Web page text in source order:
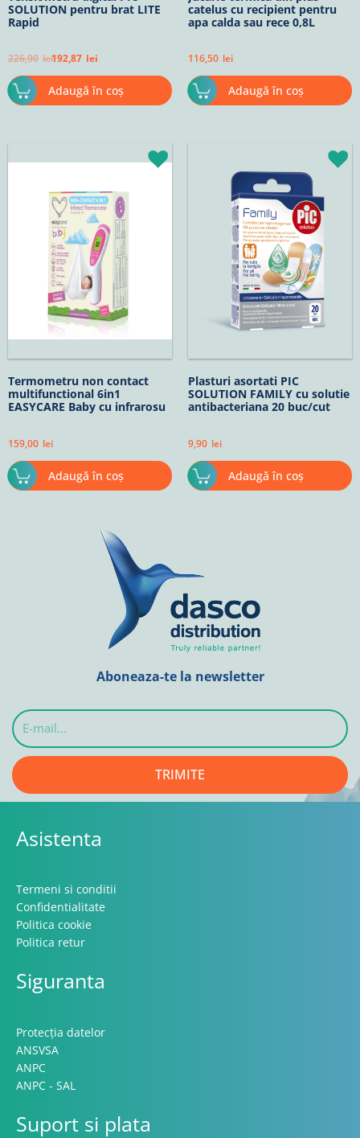
SOLUTION pentru brat LITE
Rapid
226,90 lei192,87 lei
Adaugă în coș
catelus cu recipient pentru
apa calda sau rece 0,8L
116,50 lei
Adaugă în coș
Termometru non contact
multifunctional 6in1
EASYCARE Baby cu infrarosu
159,00 lei
Adaugă în coș
Plasturi asortati PIC
SOLUTION FAMILY cu solutie
antibacteriana 20 buc/cut
9,90 lei
Adaugă în coș
Aboneaza-te la newsletter
E-
mail...
TRIMITE
Asistenta
Termeni si conditii
Confidentialitate
Politica cookie
Politica retur
Siguranta
Protecția datelor
ANSVSA
ANPC
ANPC - SAL
Suport si plata